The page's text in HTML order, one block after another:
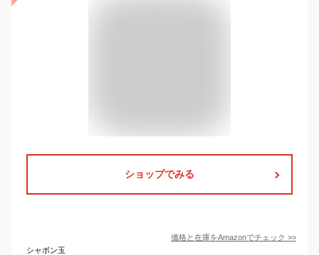
ショップでみる
価格と在庫をAmazonでチェック >>
シャボン玉